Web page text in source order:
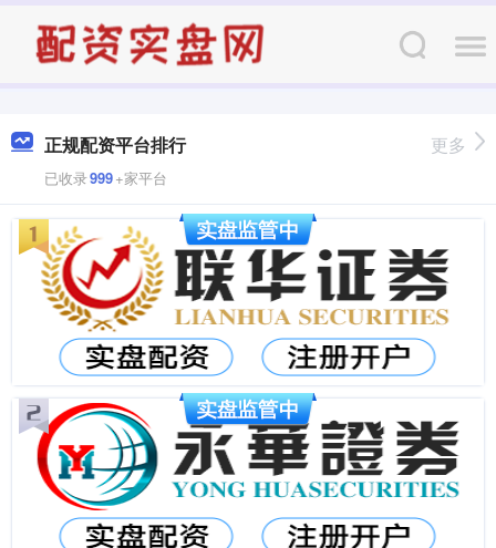
正规配资平台排行
已收录999+家平台
更多